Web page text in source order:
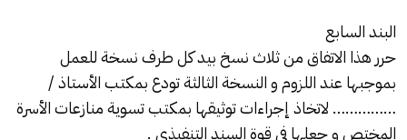
البند السابع
حرر هذا الاتفاق من ثلاث نسخ بيد كل طرف نسخة للعمل
بموجبها عند اللزوم و النسخة الثالثة تودع بمكتب الأستاذ /
…………… لاتخاذ إجراءات توثيقها بمكتب تسوية منازعات الأسرة
المختص و جعلها في قوة السند التنفيذي .